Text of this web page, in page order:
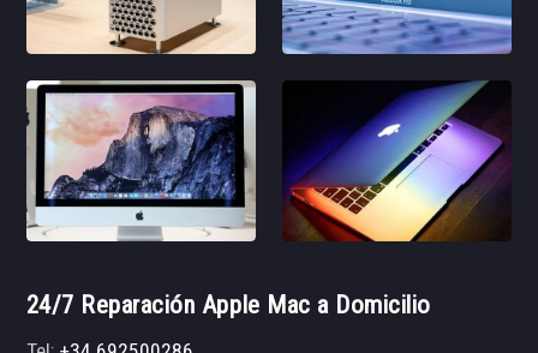
24/7 Reparación Apple Mac a Domicilio